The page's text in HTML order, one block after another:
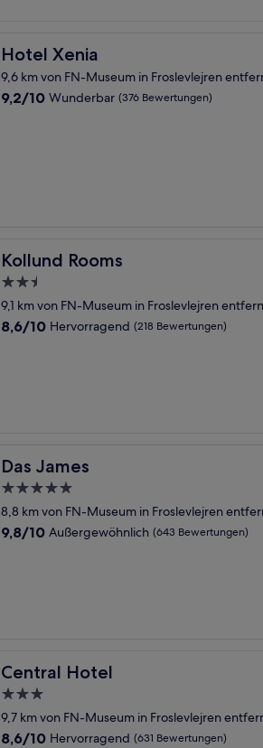
Hotel Xenia
Hotel Xenia
9,6 km von FN-Museum in Froslevlejren
9.2
9,2/10 Wunderbar (376 Bewertungen)
Kollund Rooms
Kollund Rooms
2.5-
Sterne-
Unterkunft
9,1 km von FN-Museum in Froslevlejren
8.6
8,6/10 Hervorragend (218 Bewertungen)
Das James
Das James
5.0-
Sterne-
Unterkunft
8,8 km von FN-Museum in Froslevlejren
9.8
9,8/10 Außergewöhnlich (643 Bewertungen)
Central Hotel
Central Hotel
3.0-
Sterne-
Unterkunft
9,7 km von FN-Museum in Froslevlejren
8.6
8,6/10 Hervorragend (631 Bewertungen)